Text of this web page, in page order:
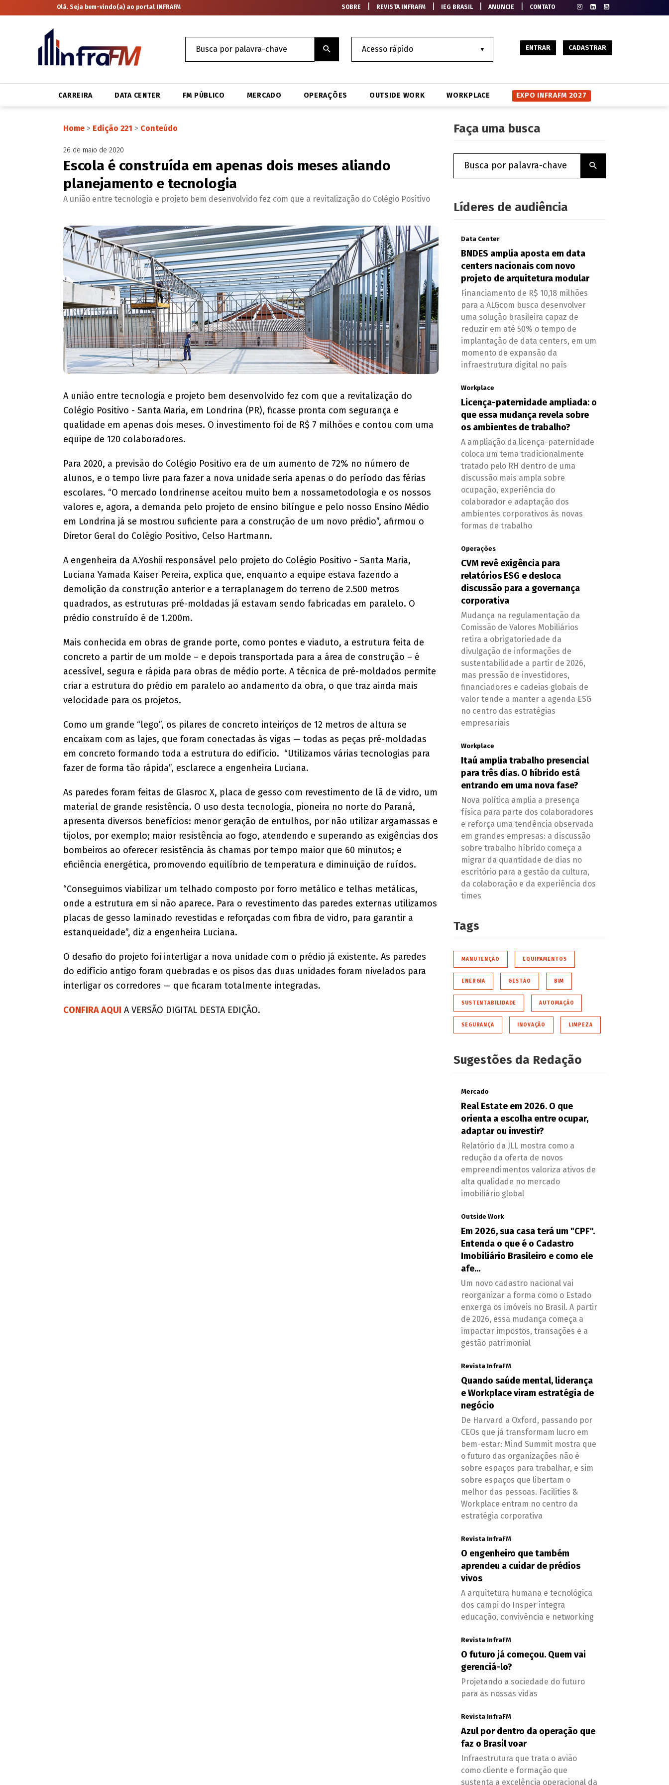
Olá. Seja bem-vindo(a) ao portal INFRAFM SOBRE REVISTA INFRAFM IEG BRASIL|ANUNCIE CONTATO
ENTRAR CADASTRAR
CARREIRA DATA CENTER FM PÚBLICO MERCADO OPERAÇÕES OUTSIDE WORK WORKPLACE EXPO INFRAFM 2027
Home> Edição 221 > Conteúdo
26 de maio de 2020
Escola é construída em apenas dois meses aliando
planejamento e tecnologia
A união entre tecnologia e projeto bem desenvolvido fez com que a revitalização do Colégio Positivo
A união entre tecnologia e projeto bem desenvolvido fez com que a revitalização do
Colégio Positivo - Santa Maria, em Londrina (PR), ficasse pronta com segurança e
qualidade em apenas dois meses. O investimento foi de R$ 7 milhões e contou com uma
equipe de 120 colaboradores.
Para 2020, a previsão do Colégio Positivo era de um aumento de 72% no número de
alunos, e o tempo livre para fazer a nova unidade seria apenas o do período das férias
escolares. “O mercado londrinense aceitou muito bem a nossametodologia e os nossos
valores e, agora, a demanda pelo projeto de ensino bilíngue e pelo nosso Ensino Médio
em Londrina já se mostrou suficiente para a construção de um novo prédio”, afirmou o
Diretor Geral do Colégio Positivo, Celso Hartmann.
A engenheira da A.Yoshii responsável pelo projeto do Colégio Positivo - Santa Maria,
Luciana Yamada Kaiser Pereira, explica que, enquanto a equipe estava fazendo a
demolição da construção anterior e a terraplanagem do terreno de 2.500 metros
quadrados, as estruturas pré-moldadas já estavam sendo fabricadas em paralelo. O
prédio construído é de 1.200m.
Mais conhecida em obras de grande porte, como pontes e viaduto, a estrutura feita de
concreto a partir de um molde – e depois transportada para a área de construção – é
acessível, segura e rápida para obras de médio porte. A técnica de pré-moldados permite
criar a estrutura do prédio em paralelo ao andamento da obra, o que traz ainda mais
velocidade para os projetos.
Como um grande “lego”, os pilares de concreto inteiriços de 12 metros de altura se
encaixam com as lajes, que foram conectadas às vigas — todas as peças pré-moldadas
em concreto formando toda a estrutura do edifício. “Utilizamos várias tecnologias para
fazer de forma tão rápida”, esclarece a engenheira Luciana.
As paredes foram feitas de Glasroc X, placa de gesso com revestimento de lã de vidro, um
material de grande resistência. O uso desta tecnologia, pioneira no norte do Paraná,
apresenta diversos benefícios: menor geração de entulhos, por não utilizar argamassas e
tijolos, por exemplo; maior resistência ao fogo, atendendo e superando as exigências dos
bombeiros ao oferecer resistência às chamas por tempo maior que 60 minutos; e
eficiência energética, promovendo equilíbrio de temperatura e diminuição de ruídos.
“Conseguimos viabilizar um telhado composto por forro metálico e telhas metálicas,
onde a estrutura em si não aparece. Para o revestimento das paredes externas utilizamos
placas de gesso laminado revestidas e reforçadas com fibra de vidro, para garantir a
estanqueidade”, diz a engenheira Luciana.
O desafio do projeto foi interligar a nova unidade com o prédio já existente. As paredes
do edifício antigo foram quebradas e os pisos das duas unidades foram nivelados para
interligar os corredores — que ficaram totalmente integradas.
CONFIRA AQUI A VERSÃO DIGITAL DESTA EDIÇÃO.
Faça uma busca
Líderes de audiência
Data Center
BNDES amplia aposta em data
centers nacionais com novo
projeto de arquitetura modular
Financiamento de R$ 10,18 milhões
para a ALGcom busca desenvolver
uma solução brasileira capaz de
reduzir em até 50% o tempo de
implantação de data centers, em um
momento de expansão da
infraestrutura digital no país
Workplace
Licença-paternidade ampliada: o
que essa mudança revela sobre
os ambientes de trabalho?
A ampliação da licença-paternidade
coloca um tema tradicionalmente
tratado pelo RH dentro de uma
discussão mais ampla sobre
ocupação, experiência do
colaborador e adaptação dos
ambientes corporativos às novas
formas de trabalho
Operações
CVM revê exigência para
relatórios ESG e desloca
discussão para a governança
corporativa
Mudança na regulamentação da
Comissão de Valores Mobiliários
retira a obrigatoriedade da
divulgação de informações de
sustentabilidade a partir de 2026,
mas pressão de investidores,
financiadores e cadeias globais de
valor tende a manter a agenda ESG
no centro das estratégias
empresariais
Workplace
Itaú amplia trabalho presencial
para três dias. O híbrido está
entrando em uma nova fase?
Nova política amplia a presença
física para parte dos colaboradores
e reforça uma tendência observada
em grandes empresas: a discussão
sobre trabalho híbrido começa a
migrar da quantidade de dias no
escritório para a gestão da cultura,
da colaboração e da experiência dos
times
Tags
MANUTENÇÃO EQUIPAMENTOS
ENERGIA GESTÃO BIM
SUSTENTABILIDADE AUTOMAÇÃO
SEGURANÇA INOVAÇÃO LIMPEZA
Sugestões da Redação
Mercado
Real Estate em 2026. O que
orienta a escolha entre ocupar,
adaptar ou investir?
Relatório da JLL mostra como a
redução da oferta de novos
empreendimentos valoriza ativos de
alta qualidade no mercado
imobiliário global
Outside Work
Em 2026, sua casa terá um "CPF".
Entenda o que é o Cadastro
Imobiliário Brasileiro e como ele
afe...
Um novo cadastro nacional vai
reorganizar a forma como o Estado
enxerga os imóveis no Brasil. A partir
de 2026, essa mudança começa a
impactar impostos, transações e a
gestão patrimonial
Revista InfraFM
Quando saúde mental, liderança
e Workplace viram estratégia de
negócio
De Harvard a Oxford, passando por
CEOs que já transformam lucro em
bem-estar: Mind Summit mostra que
o futuro das organizações não é
sobre espaços para trabalhar, e sim
sobre espaços que libertam o
melhor das pessoas. Facilities &
Workplace entram no centro da
estratégia corporativa
Revista InfraFM
O engenheiro que também
aprendeu a cuidar de prédios
vivos
A arquitetura humana e tecnológica
dos campi do Insper integra
educação, convivência e networking
Revista InfraFM
O futuro já começou. Quem vai
gerenciá-lo?
Projetando a sociedade do futuro
para as nossas vidas
Revista InfraFM
Azul por dentro da operação que
faz o Brasil voar
Infraestrutura que trata o avião
como cliente e formação que
sustenta a excelência operacional da